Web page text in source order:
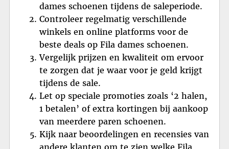
dames schoenen tijdens de saleperiode.
Controleer regelmatig verschillende
winkels en online platforms voor de
beste deals op Fila dames schoenen.
Vergelijk prijzen en kwaliteit om ervoor
te zorgen dat je waar voor je geld krijgt
tijdens de sale.
Let op speciale promoties zoals ‘2 halen,
1 betalen’ of extra kortingen bij aankoop
van meerdere paren schoenen.
Kijk naar beoordelingen en recensies van
andere klanten om te zien welke Fila